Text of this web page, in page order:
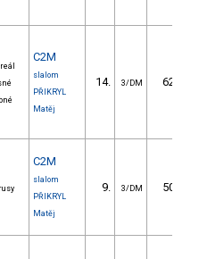
C2M
slalom
PŘIKRYL
Matěj
14. 3/DM 62.30
C2M
slalom
PŘIKRYL
Matěj
9. 3/DM 50.73